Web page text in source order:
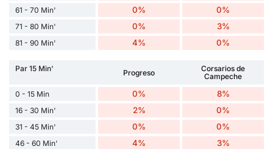
61 - 70 Min' 0% 0%
71 - 80 Min' 0% 3%
81 - 90 Min' 4% 0%
Par 15 Min' Progreso
Corsarios de
Campeche
0 - 15 Min
0% 8%
16 - 30 Min' 2% 0%
31 - 45 Min' 0% 0%
46 - 60 Min' 4% 3%